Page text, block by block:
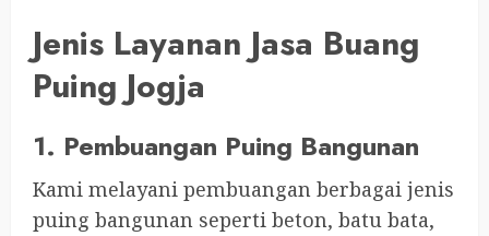
Jenis Layanan Jasa Buang
Puing Jogja
1. Pembuangan Puing Bangunan
Kami melayani pembuangan berbagai jenis
puing bangunan seperti beton, batu bata,